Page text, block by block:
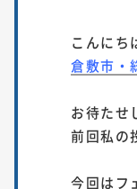
こんにち
倉敷市・
お待たせ
前回私の
今回はフ